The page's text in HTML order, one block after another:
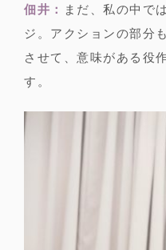
佃井：
まだ、私の中で
ジ。アクションの部分
させて、意味がある役
す。